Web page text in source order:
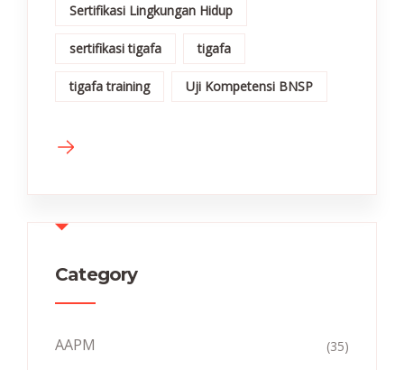
Sertifikasi Lingkungan Hidup
sertifikasi tigafa tigafa
tigafa training Uji Kompetensi BNSP
Category
AAPM (35)